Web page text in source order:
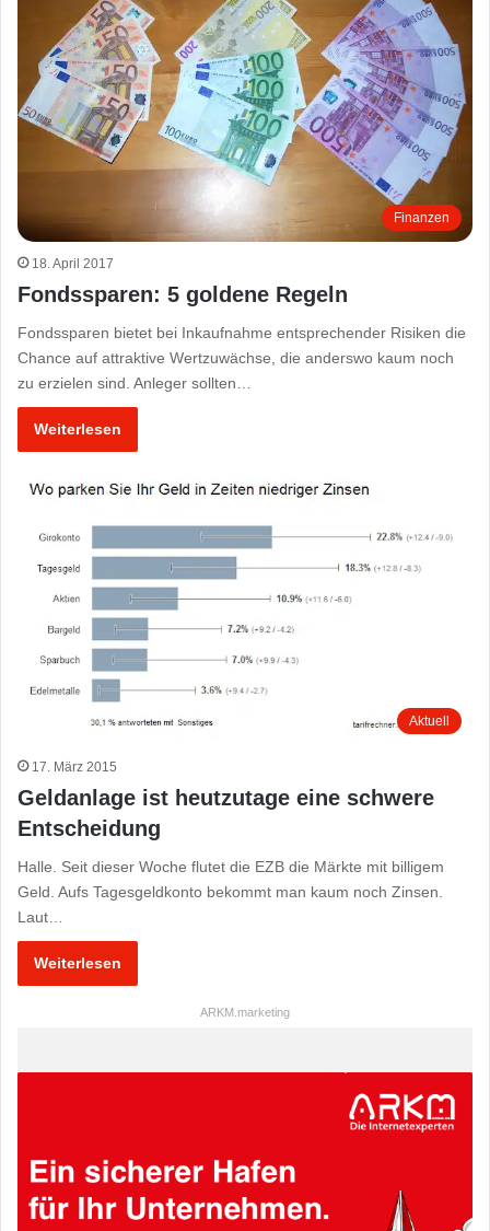
Finanzen
18. April 2017
Fondssparen: 5 goldene Regeln
Fondssparen bietet bei Inkaufnahme entsprechender Risiken die
Chance auf attraktive Wertzuwächse, die anderswo kaum noch
zu erzielen sind. Anleger sollten…
Weiterlesen
Aktuell
17. März 2015
Geldanlage ist heutzutage eine schwere
Entscheidung
Halle. Seit dieser Woche flutet die EZB die Märkte mit billigem
Geld. Aufs Tagesgeldkonto bekommt man kaum noch Zinsen.
Laut…
Weiterlesen
ARKM.marketing